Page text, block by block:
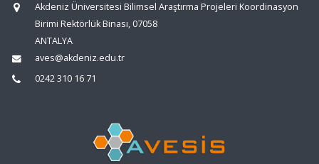
Akdeniz Üniversitesi Bilimsel Araştırma Projeleri Koordinasyon
Birimi Rektörlük Binası, 07058
ANTALYA
aves@akdeniz.edu.tr
0242 310 16 71